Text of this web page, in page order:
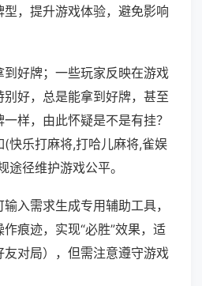
，提升游戏体验，避免影响
好牌；一些玩家反映在游戏
好，总是能拿到好牌，甚至
样，由此怀疑是不是有挂？
快乐打麻将,打哈儿麻将,雀娱
径维护游戏公平。
入需求生成专用辅助工具，
痕迹，实现“必胜”效果，适
对局），但需注意遵守游戏